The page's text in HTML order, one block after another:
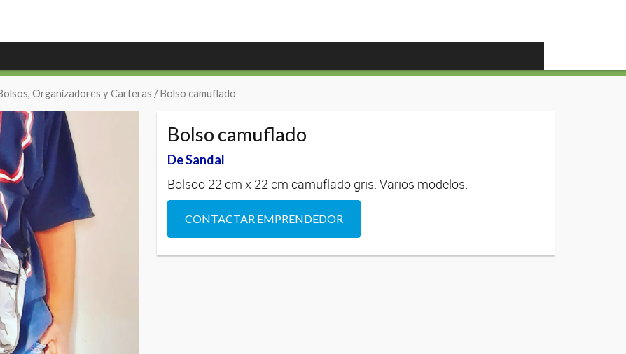
Organizadores y Carteras / Bolso camuflado
Bolso camuflado
De Sandal
Bolsoo 22 cm x 22 cm camuflado gris. Varios modelos.
CONTACTAR EMPRENDEDOR